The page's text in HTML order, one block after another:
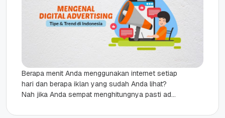
Berapa menit Anda menggunakan internet setiap
hari dan berapa iklan yang sudah Anda lihat?
Nah jika Anda sempat menghitungnya pasti ada